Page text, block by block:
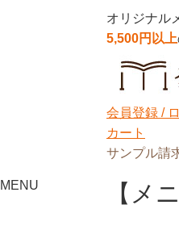
オリジナル
5,500円以上
会員登録 /
カート
サンプル請
MENU 【メ